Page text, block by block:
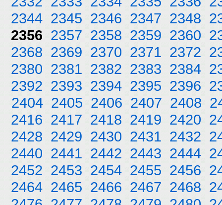
2344 2345 2346 2347 2348
2356 2357 2358 2359 2360
2368 2369 2370 2371 2372
2380 2381 2382 2383 2384
2392 2393 2394 2395 2396
2404 2405 2406 2407 2408
2416 2417 2418 2419 2420
2428 2429 2430 2431 2432
2440 2441 2442 2443 2444
2452 2453 2454 2455 2456
2464 2465 2466 2467 2468